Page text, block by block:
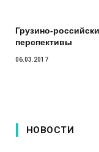
Грузино-
перспективы
06.03.2017
НОВОСТИ